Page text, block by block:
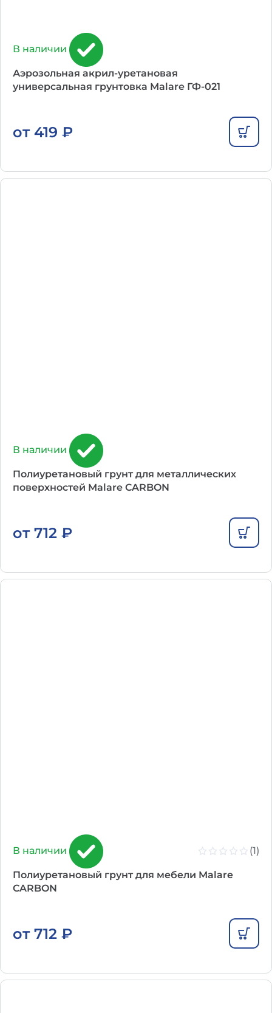
В наличии
Аэрозольная акрил-уретановая
универсальная грунтовка Malare ГФ-021
от 419 ₽
В наличии
Полиуретановый грунт для металлических
поверхностей Malare CARBON
от 712 ₽
В наличии (1)
Полиуретановый грунт для мебели Malare
CARBON
от 712 ₽